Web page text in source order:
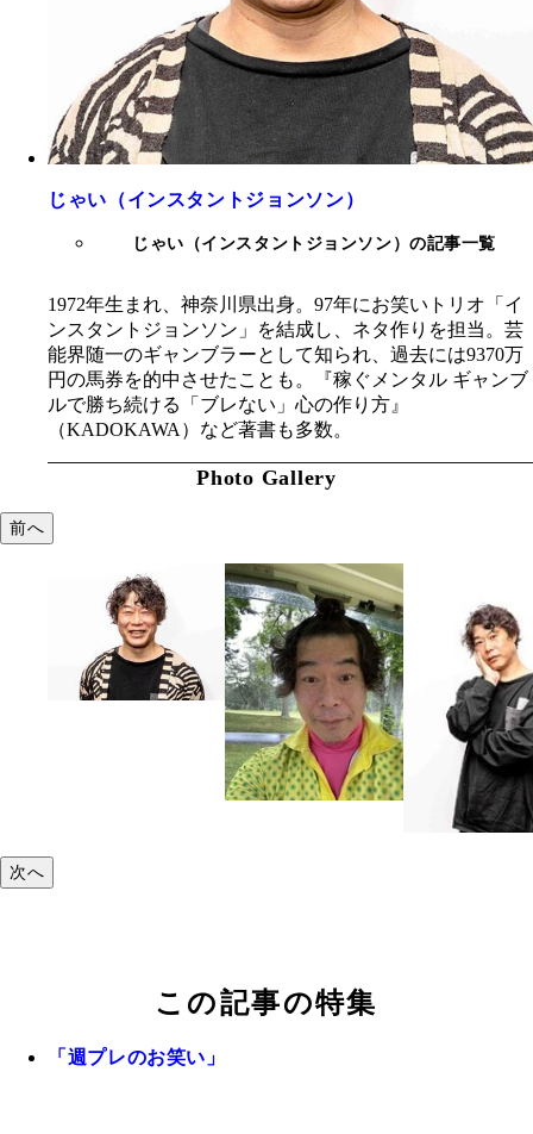
じゃい（インスタントジョンソン）
じゃい（インスタントジョンソン）の記事一覧
1972年生まれ、神奈川県出身。97年にお笑いトリオ「イ
ンスタントジョンソン」を結成し、ネタ作りを担当。芸
能界随一のギャンブラーとして知られ、過去には9370万
円の馬券を的中させたことも。『稼ぐメンタル ギャンブ
ルで勝ち続ける「ブレない」心の作り方』
（KADOKAWA）など著書も多数。
Photo Gallery
前へ
次へ
この記事の特集
「週プレのお笑い」